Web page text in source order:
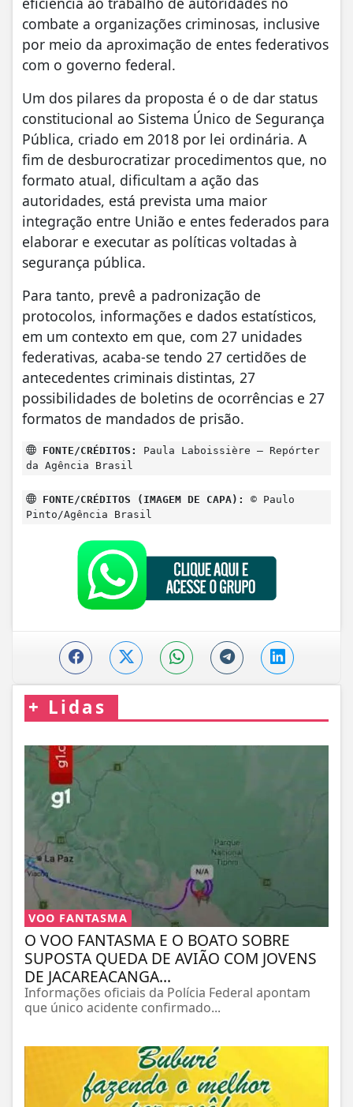
combate a organizações criminosas, inclusive
por meio da aproximação de entes federativos
com o governo federal.
Um dos pilares da proposta é o de dar status
constitucional ao Sistema Único de Segurança
Pública, criado em 2018 por lei ordinária. A
fim de desburocratizar procedimentos que, no
formato atual, dificultam a ação das
autoridades, está prevista uma maior
integração entre União e entes federados para
elaborar e executar as políticas voltadas à
segurança pública.
Para tanto, prevê a padronização de
protocolos, informações e dados estatísticos,
em um contexto em que, com 27 unidades
federativas, acaba-se tendo 27 certidões de
antecedentes criminais distintas, 27
possibilidades de boletins de ocorrências e 27
formatos de mandados de prisão.
FONTE/CRÉDITOS:
Paula Laboissière – Repórter
da Agência Brasil
FONTE/CRÉDITOS (IMAGEM DE CAPA):
© Paulo
Pinto/Agência Brasil
+ Lidas
VOO FANTASMA
O VOO FANTASMA E O BOATO SOBRE
SUPOSTA QUEDA DE AVIÃO COM JOVENS
DE JACAREACANGA...
Informações oficiais da Polícia Federal apontam
que único acidente confirmado...